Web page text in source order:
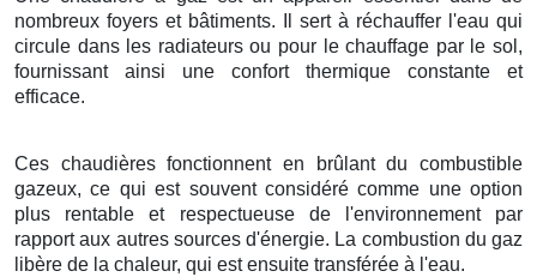
nombreux foyers et bâtiments. Il sert à réchauffer l'eau qui
circule dans les radiateurs ou pour le chauffage par le sol,
fournissant ainsi une confort thermique constante et
efficace.
Ces chaudières fonctionnent en brûlant du combustible
gazeux, ce qui est souvent considéré comme une option
plus rentable et respectueuse de l'environnement par
rapport aux autres sources d'énergie. La combustion du gaz
libère de la chaleur, qui est ensuite transférée à l'eau.